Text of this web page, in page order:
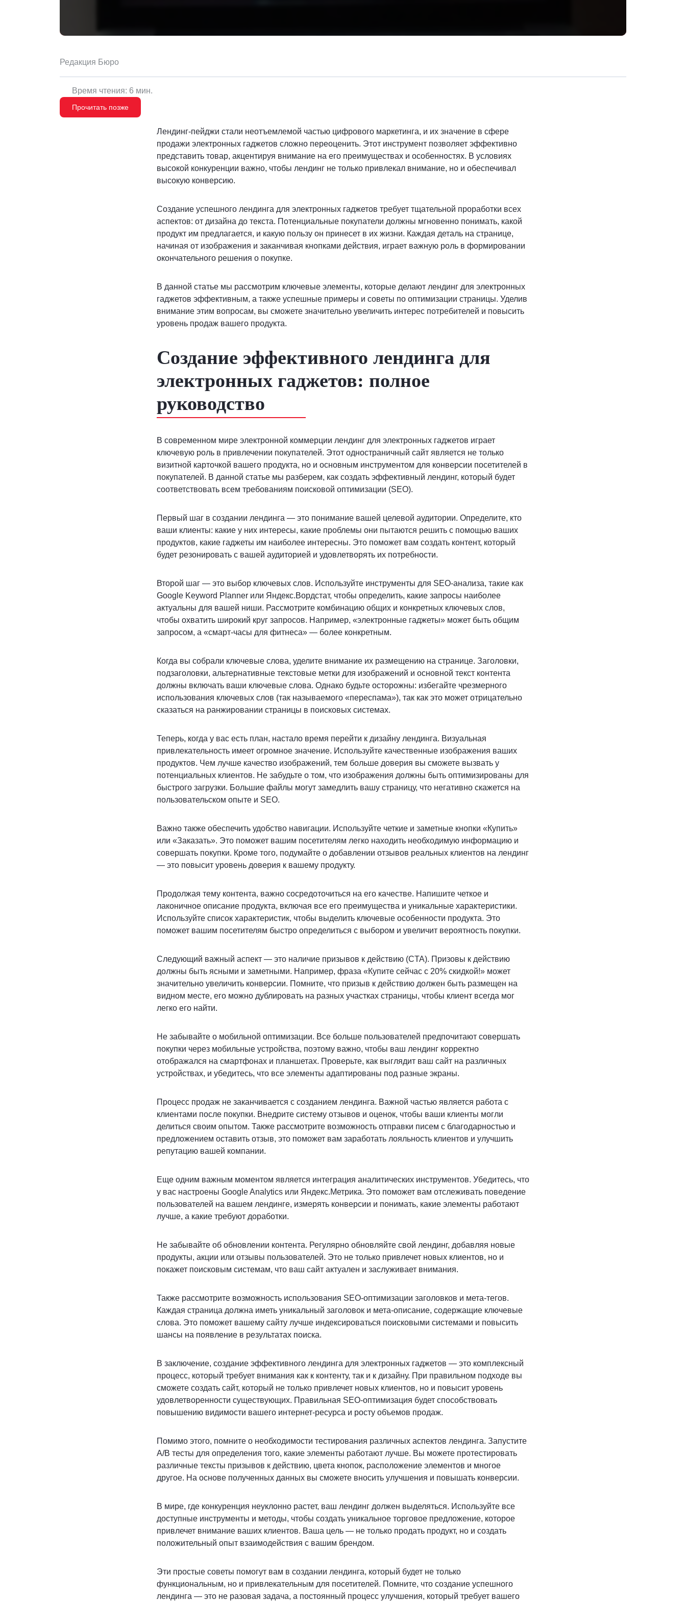
Редакция Бюро
Время чтения: 6 мин.
Прочитать позже
Лендинг-пейджи стали неотъемлемой частью цифрового маркетинга, и их значение в сфере
продажи электронных гаджетов сложно переоценить. Этот инструмент позволяет эффективно
представить товар, акцентируя внимание на его преимуществах и особенностях. В условиях
высокой конкуренции важно, чтобы лендинг не только привлекал внимание, но и обеспечивал
высокую конверсию.
Создание успешного лендинга для электронных гаджетов требует тщательной проработки всех
аспектов: от дизайна до текста. Потенциальные покупатели должны мгновенно понимать, какой
продукт им предлагается, и какую пользу он принесет в их жизни. Каждая деталь на странице,
начиная от изображения и заканчивая кнопками действия, играет важную роль в формировании
окончательного решения о покупке.
В данной статье мы рассмотрим ключевые элементы, которые делают лендинг для электронных
гаджетов эффективным, а также успешные примеры и советы по оптимизации страницы. Уделив
внимание этим вопросам, вы сможете значительно увеличить интерес потребителей и повысить
уровень продаж вашего продукта.
Создание эффективного лендинга для
электронных гаджетов: полное
руководство
В современном мире электронной коммерции лендинг для электронных гаджетов играет
ключевую роль в привлечении покупателей. Этот одностраничный сайт является не только
визитной карточкой вашего продукта, но и основным инструментом для конверсии посетителей в
покупателей. В данной статье мы разберем, как создать эффективный лендинг, который будет
соответствовать всем требованиям поисковой оптимизации (SEO).
Первый шаг в создании лендинга — это понимание вашей целевой аудитории. Определите, кто
ваши клиенты: какие у них интересы, какие проблемы они пытаются решить с помощью ваших
продуктов, какие гаджеты им наиболее интересны. Это поможет вам создать контент, который
будет резонировать с вашей аудиторией и удовлетворять их потребности.
Второй шаг — это выбор ключевых слов. Используйте инструменты для SEO-анализа, такие как
Google Keyword Planner или Яндекс.Вордстат, чтобы определить, какие запросы наиболее
актуальны для вашей ниши. Рассмотрите комбинацию общих и конкретных ключевых слов,
чтобы охватить широкий круг запросов. Например, «электронные гаджеты» может быть общим
запросом, а «смарт-часы для фитнеса» — более конкретным.
Когда вы собрали ключевые слова, уделите внимание их размещению на странице. Заголовки,
подзаголовки, альтернативные текстовые метки для изображений и основной текст контента
должны включать ваши ключевые слова. Однако будьте осторожны: избегайте чрезмерного
использования ключевых слов (так называемого «переспама»), так как это может отрицательно
сказаться на ранжировании страницы в поисковых системах.
Теперь, когда у вас есть план, настало время перейти к дизайну лендинга. Визуальная
привлекательность имеет огромное значение. Используйте качественные изображения ваших
продуктов. Чем лучше качество изображений, тем больше доверия вы сможете вызвать у
потенциальных клиентов. Не забудьте о том, что изображения должны быть оптимизированы для
быстрого загрузки. Большие файлы могут замедлить вашу страницу, что негативно скажется на
пользовательском опыте и SEO.
Важно также обеспечить удобство навигации. Используйте четкие и заметные кнопки «Купить»
или «Заказать». Это поможет вашим посетителям легко находить необходимую информацию и
совершать покупки. Кроме того, подумайте о добавлении отзывов реальных клиентов на лендинг
— это повысит уровень доверия к вашему продукту.
Продолжая тему контента, важно сосредоточиться на его качестве. Напишите четкое и
лаконичное описание продукта, включая все его преимущества и уникальные характеристики.
Используйте список характеристик, чтобы выделить ключевые особенности продукта. Это
поможет вашим посетителям быстро определиться с выбором и увеличит вероятность покупки.
Следующий важный аспект — это наличие призывов к действию (CTA). Призовы к действию
должны быть ясными и заметными. Например, фраза «Купите сейчас с 20% скидкой!» может
значительно увеличить конверсии. Помните, что призыв к действию должен быть размещен на
видном месте, его можно дублировать на разных участках страницы, чтобы клиент всегда мог
легко его найти.
Не забывайте о мобильной оптимизации. Все больше пользователей предпочитают совершать
покупки через мобильные устройства, поэтому важно, чтобы ваш лендинг корректно
отображался на смартфонах и планшетах. Проверьте, как выглядит ваш сайт на различных
устройствах, и убедитесь, что все элементы адаптированы под разные экраны.
Процесс продаж не заканчивается с созданием лендинга. Важной частью является работа с
клиентами после покупки. Внедрите систему отзывов и оценок, чтобы ваши клиенты могли
делиться своим опытом. Также рассмотрите возможность отправки писем с благодарностью и
предложением оставить отзыв, это поможет вам заработать лояльность клиентов и улучшить
репутацию вашей компании.
Еще одним важным моментом является интеграция аналитических инструментов. Убедитесь, что
у вас настроены Google Analytics или Яндекс.Метрика. Это поможет вам отслеживать поведение
пользователей на вашем лендинге, измерять конверсии и понимать, какие элементы работают
лучше, а какие требуют доработки.
Не забывайте об обновлении контента. Регулярно обновляйте свой лендинг, добавляя новые
продукты, акции или отзывы пользователей. Это не только привлечет новых клиентов, но и
покажет поисковым системам, что ваш сайт актуален и заслуживает внимания.
Также рассмотрите возможность использования SEO-оптимизации заголовков и мета-тегов.
Каждая страница должна иметь уникальный заголовок и мета-описание, содержащие ключевые
слова. Это поможет вашему сайту лучше индексироваться поисковыми системами и повысить
шансы на появление в результатах поиска.
В заключение, создание эффективного лендинга для электронных гаджетов — это комплексный
процесс, который требует внимания как к контенту, так и к дизайну. При правильном подходе вы
сможете создать сайт, который не только привлечет новых клиентов, но и повысит уровень
удовлетворенности существующих. Правильная SEO-оптимизация будет способствовать
повышению видимости вашего интернет-ресурса и росту объемов продаж.
Помимо этого, помните о необходимости тестирования различных аспектов лендинга. Запустите
A/B тесты для определения того, какие элементы работают лучше. Вы можете протестировать
различные тексты призывов к действию, цвета кнопок, расположение элементов и многое
другое. На основе полученных данных вы сможете вносить улучшения и повышать конверсии.
В мире, где конкуренция неуклонно растет, ваш лендинг должен выделяться. Используйте все
доступные инструменты и методы, чтобы создать уникальное торговое предложение, которое
привлечет внимание ваших клиентов. Ваша цель — не только продать продукт, но и создать
положительный опыт взаимодействия с вашим брендом.
Эти простые советы помогут вам в создании лендинга, который будет не только
функциональным, но и привлекательным для посетителей. Помните, что создание успешного
лендинга — это не разовая задача, а постоянный процесс улучшения, который требует вашего